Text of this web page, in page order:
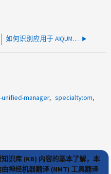
如何识别应用于 AIQUM 上对象的性能阈值策略
manager
specialty:om
识库 (KB) 内容的基本了解，本
神经机器翻译 (NMT) 工具翻译